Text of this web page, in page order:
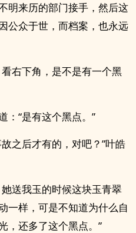
明来历的部门接手，然后这
公众于世，而档案，也永远
右下角，是不是有一个黑
：“是有这个黑点。”
之后才有的，对吧？”叶皓
送我玉的时候这块玉青翠
一样，可是不知道为什么自
，还多了这个黑点。”